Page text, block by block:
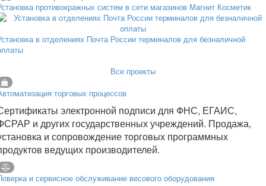
противокражных систем в сети магазинов Магнит Косметик
в отделениях Почта России терминалов для безналичной
Все проекты
торговых процессов
электронной подписи для ФНС, ЕГАИС,
и других государственных учреждений. Продажа,
и сопровождение торговых программных
ведущих производителей.
и сервисное обслуживание весового оборудования